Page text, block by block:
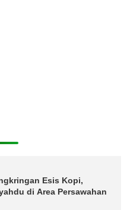
Esis Kopi,
di Area Persawahan